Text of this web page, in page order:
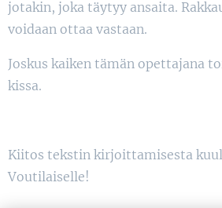
jotakin, joka täytyy ansaita.
voidaan ottaa vastaan.
Joskus kaiken tämän opettajana
kissa.
Kiitos tekstin kirjoittamisesta
Voutilaiselle!